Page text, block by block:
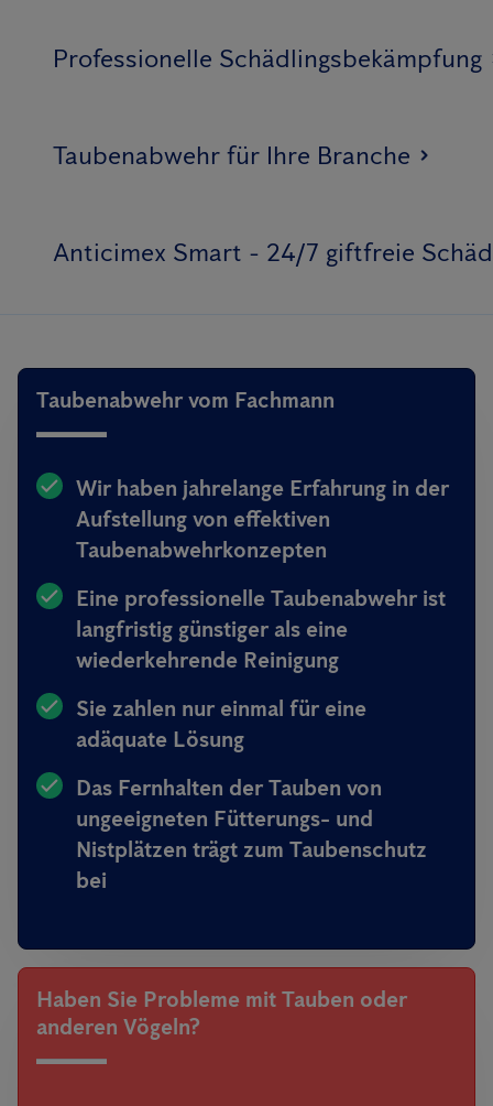
Professionelle Schädlingsbekämpfung
Taubenabwehr für Ihre Branche
Anticimex Smart - 24/7 giftfreie
Taubenabwehr vom Fachmann
Wir haben jahrelange Erfahrung in der
Aufstellung von effektiven
Taubenabwehrkonzepten
Eine professionelle Taubenabwehr ist
langfristig günstiger als eine
wiederkehrende Reinigung
Sie zahlen nur einmal für eine
adäquate Lösung
Das Fernhalten der Tauben von
ungeeigneten Fütterungs- und
Nistplätzen trägt zum Taubenschutz
bei
Haben Sie Probleme mit Tauben oder
anderen Vögeln?